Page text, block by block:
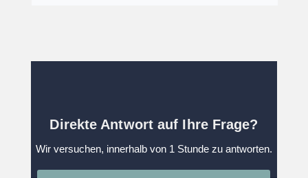
Direkte Antwort auf Ihre Frage?
Wir versuchen, innerhalb von 1 Stunde zu antworten.